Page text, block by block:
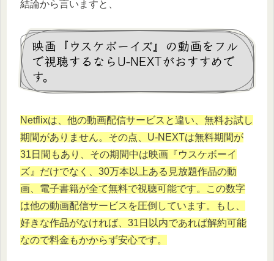
結論から言いますと、
映画『ウスケボーイズ』の動画をフル
で視聴するならU-NEXTがおすすめで
す。
Netflixは、他の動画配信サービスと違い、無料お試し
期間がありません。その点、U-NEXTは無料期間が
31日間もあり、その期間中は映画『ウスケボーイ
ズ』だけでなく、30万本以上ある見放題作品の動
画、電子書籍が全て無料で視聴可能です。この数字
は他の動画配信サービスを圧倒しています。もし、
好きな作品がなければ、31日以内であれば解約可能
なので料金もかからず安心です。